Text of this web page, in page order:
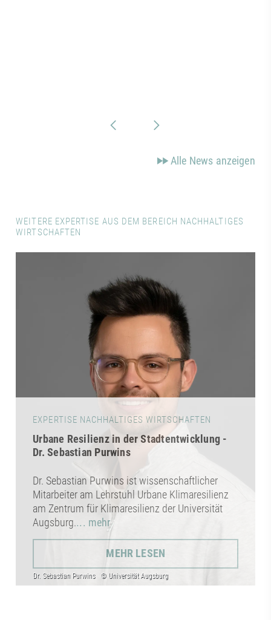
Alle News anzeigen
WEITERE EXPERTISE AUS DEM BEREICH NACHHALTIGES
WIRTSCHAFTEN
EXPERTISE NACHHALTIGES WIRTSCHAFTEN
Urbane Resilienz in der Stadtentwicklung -
Dr. Sebastian Purwins
Dr. Sebastian Purwins ist wissenschaftlicher
Mitarbeiter am Lehrstuhl Urbane Klimaresilienz
am Zentrum für Klimaresilienz der Universität
Augsburg.... mehr
MEHR LESEN